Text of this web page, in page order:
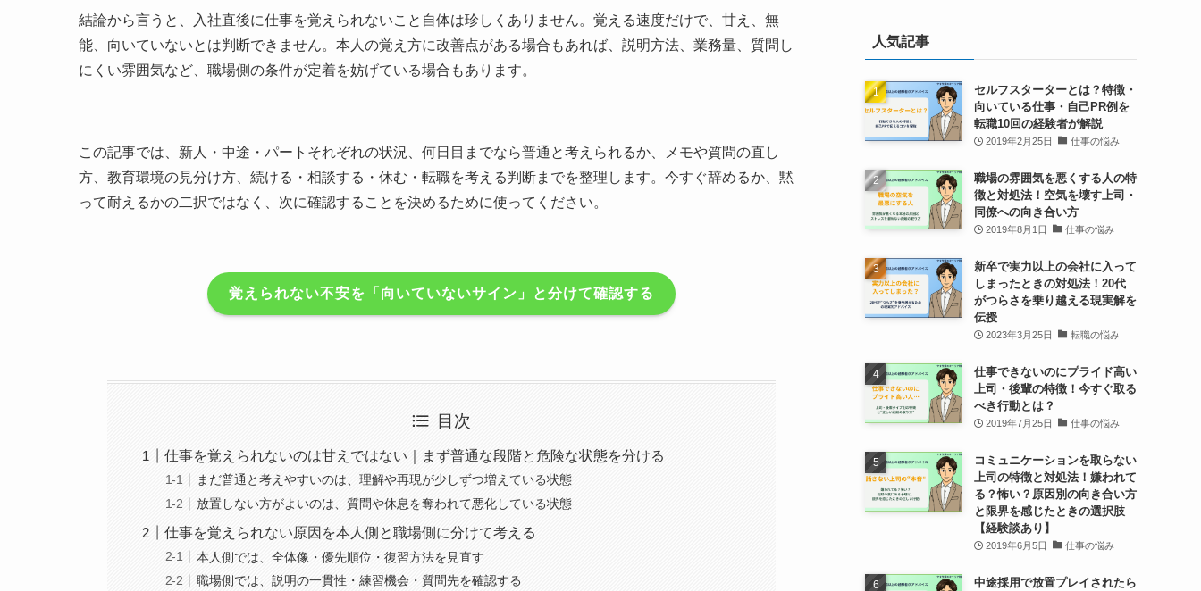
結論から言うと、入社直後に仕事を覚えられないこと自体は珍しくありません。覚える速度だけで、甘え、無
能、向いていないとは判断できません。本人の覚え方に改善点がある場合もあれば、説明方法、業務量、質問し
にくい雰囲気など、職場側の条件が定着を妨げている場合もあります。
この記事では、新人・中途・パートそれぞれの状況、何日目までなら普通と考えられるか、メモや質問の直し
方、教育環境の見分け方、続ける・相談する・休む・転職を考える判断までを整理します。今すぐ辞めるか、黙
って耐えるかの二択ではなく、次に確認することを決めるために使ってください。
覚えられない不安を「向いていないサイン」と分けて確認する
目次
仕事を覚えられないのは甘えではない｜まず普通な段階と危険な状態を分ける
まだ普通と考えやすいのは、理解や再現が少しずつ増えている状態
放置しない方がよいのは、質問や休息を奪われて悪化している状態
仕事を覚えられない原因を本人側と職場側に分けて考える
本人側では、全体像・優先順位・復習方法を見直す
職場側では、説明の一貫性・練習機会・質問先を確認する
人気記事
セルフスターターとは？特徴・
向いている仕事・自己PR例を
転職10回の経験者が解説
2019年2月25日 仕事の悩み
職場の雰囲気を悪くする人の特
徴と対処法！空気を壊す上司・
同僚への向き合い方
2019年8月1日 仕事の悩み
新卒で実力以上の会社に入って
しまったときの対処法！20代
がつらさを乗り越える現実解を
伝授
2023年3月25日 転職の悩み
仕事できないのにプライド高い
上司・後輩の特徴！今すぐ取る
べき行動とは？
2019年7月25日 仕事の悩み
コミュニケーションを取らない
上司の特徴と対処法！嫌われて
る？怖い？原因別の向き合い方
と限界を感じたときの選択肢
【経験談あり】
2019年6月5日 仕事の悩み
中途採用で放置プレイされたら